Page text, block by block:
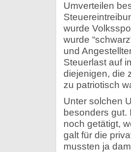
Umverteilen
wurde
wurde
und
Steuerlast auf
diejenigen, die
zu patriotisch
Unter solchen
besonders gut.
noch getätigt,
galt für die
mussten ja